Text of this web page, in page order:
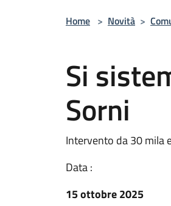
Home > Novità >
Si
Sorni
Intervento da 30 mila
Data :
15 ottobre 2025